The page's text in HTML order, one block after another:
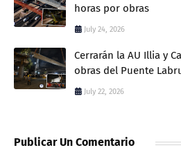
horas por obras
July 24, 2026
Cerrarán la AU Illia y
obras del Puente
July 22, 2026
Publicar Un Comentario